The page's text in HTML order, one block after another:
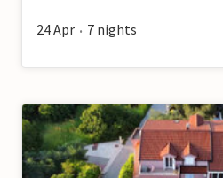
24 Apr • 7 nights